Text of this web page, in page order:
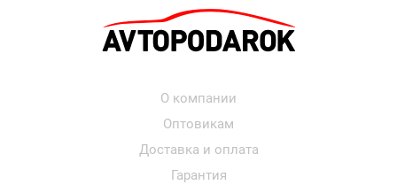
О компании
Оптовикам
Доставка и оплата
Гарантия